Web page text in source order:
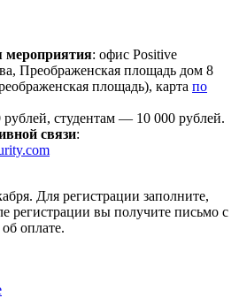
мероприятия: офис Positive
Преображенская площадь дом 8
площадь), карта по
рублей, студентам — 10 000 рублей.
связи:
Для регистрации заполните,
регистрации вы получите письмо с
оплате.